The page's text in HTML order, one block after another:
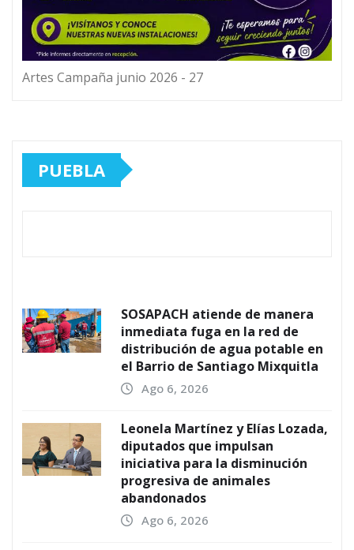
Artes Campaña junio 2026 - 27
PUEBLA
SOSAPACH atiende de manera
inmediata fuga en la red de
distribución de agua potable en
el Barrio de Santiago Mixquitla
Ago 6, 2026
Leonela Martínez y Elías Lozada,
diputados que impulsan
iniciativa para la disminución
progresiva de animales
abandonados
Ago 6, 2026